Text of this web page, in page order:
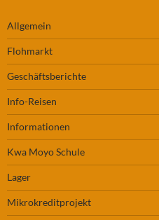
Allgemein
Flohmarkt
Geschäftsberichte
Info-Reisen
Informationen
Kwa Moyo Schule
Lager
Mikrokreditprojekt